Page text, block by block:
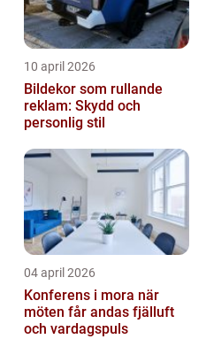
10 april 2026
Bildekor som rullande
reklam: Skydd och
personlig stil
04 april 2026
Konferens i mora när
möten får andas fjälluft
och vardagspuls